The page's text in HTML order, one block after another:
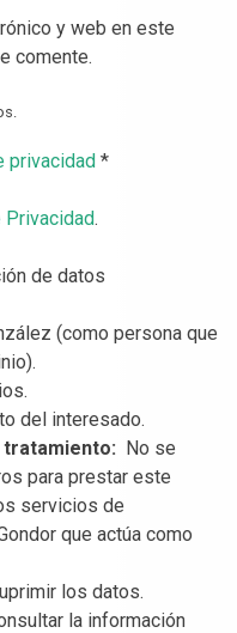
y web en este
comente.
privacidad *
Privacidad.
de datos
(como persona que
del interesado.
No se
para prestar este
servicios de
que actúa como
los datos.
la información